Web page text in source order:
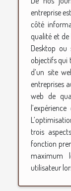
entreprise
côté
qualité et de
Desktop ou
objectifs qui
d’un site
entreprises
web de
trois
fonction
maximum
utilisateur